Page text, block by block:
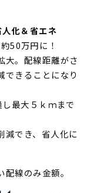
化＆省エネ
50万円に！
大。配線距離がさ
できることになり
最大５ｋｍまで
減でき、省人化に
線のみ金額。